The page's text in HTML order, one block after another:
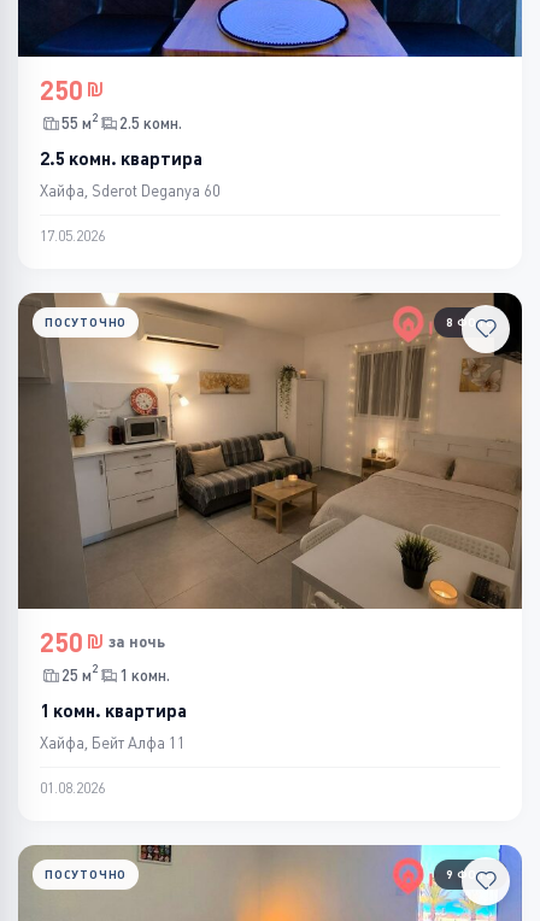
250
55 м2 2.5 комн.
2.5 комн. квартира
Хайфа, Sderot Deganya 60
17.05.2026
8 ФОТО
ПОСУТОЧНО
250
за ночь
25 м2 1 комн.
1 комн. квартира
Хайфа, Бейт Алфа 11
01.08.2026
9 ФОТО
ПОСУТОЧНО